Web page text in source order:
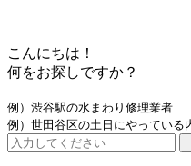
こんにちは！
何をお探しですか？
例）渋谷駅の水まわり修理業者
例）世田谷区の土日にやっている